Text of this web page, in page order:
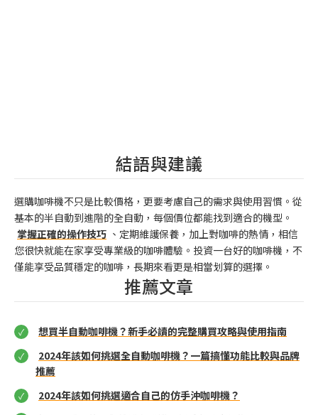
結語與建議
選購咖啡機不只是比較價格，更要考慮自己的需求與使用習慣。從
基本的半自動到進階的全自動，每個價位都能找到適合的機型。
掌握正確的操作技巧 、定期維護保養，加上對咖啡的熱情，相信
您很快就能在家享受專業級的咖啡體驗。投資一台好的咖啡機，不
僅能享受品質穩定的咖啡，長期來看更是相當划算的選擇。
推薦文章
想買半自動咖啡機？新手必讀的完整購買攻略與使用指南
2024年該如何挑選全自動咖啡機？一篇搞懂功能比較與品牌
推薦
2024年該如何挑選適合自己的仿手沖咖啡機？